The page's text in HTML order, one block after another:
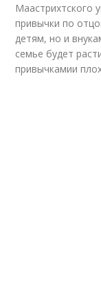
Маастрихтского
привычки по
детям, но и
семье будет
привычкамии